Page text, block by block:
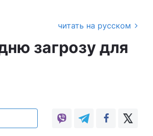
читать на русском
загрозу для